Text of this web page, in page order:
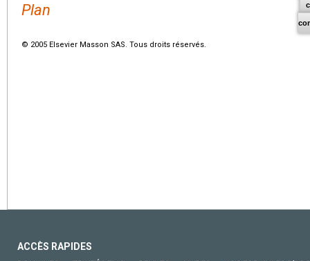
Plan
© 2005 Elsevier Masson SAS. Tous droits réservés.
ACCÈS RAPIDES